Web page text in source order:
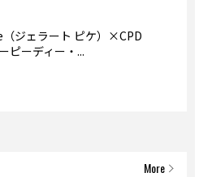
ジェラート ピケ）×CPD
ピーディー・...
More